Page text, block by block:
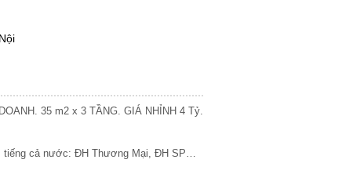
35 m2 x 3 TẦNG. GIÁ NHỈNH 4 Tỷ.
tiếng cả nước: ĐH Thương Mại, ĐH SP…